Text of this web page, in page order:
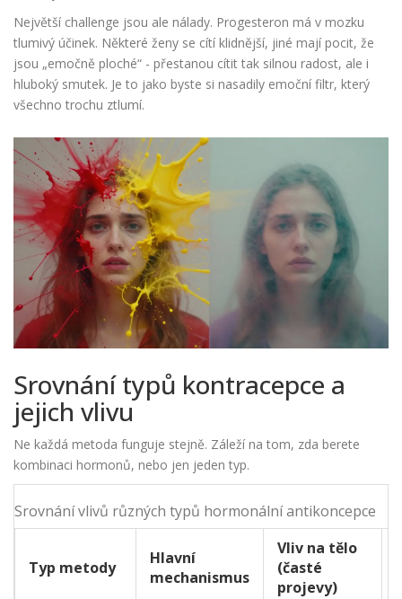
Největší challenge jsou ale nálady. Progesteron má v mozku
tlumivý účinek. Některé ženy se cítí klidnější, jiné mají pocit, že
jsou „emočně ploché“ - přestanou cítit tak silnou radost, ale i
hluboký smutek. Je to jako byste si nasadily emoční filtr, který
všechno trochu ztlumí.
Srovnání typů kontracepce a
jejich vlivu
Ne každá metoda funguje stejně. Záleží na tom, zda berete
kombinaci hormonů, nebo jen jeden typ.
Srovnání vlivů různých typů hormonální antikoncepce
Typ metody
Hlavní
mechanismus
Vliv na tělo
(časté
projevy)